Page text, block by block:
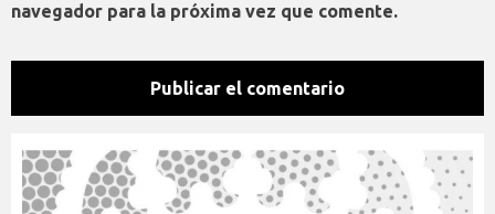
navegador para la próxima vez que comente.